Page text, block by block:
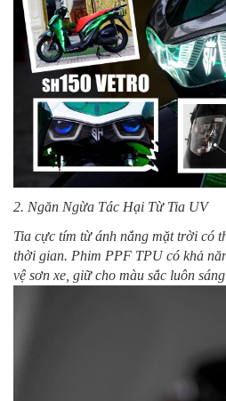
2. Ngăn Ngừa Tác Hại Từ Tia UV
Tia cực tím từ ánh nắng mặt trời có
thời gian. Phim PPF TPU có khả
vệ sơn xe, giữ cho màu sắc luôn